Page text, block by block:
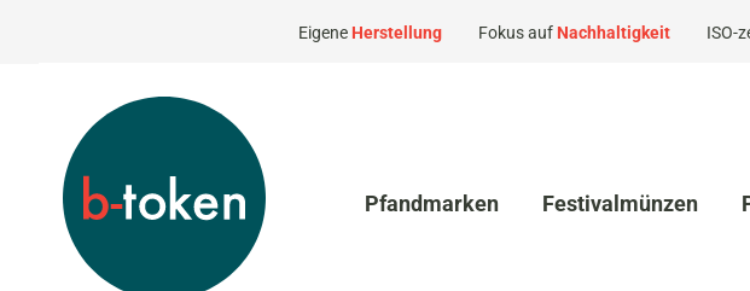
Eigene Herstellung Fokus auf Nachhaltigkeit ISO-
Pfandmarken Festivalmünzen